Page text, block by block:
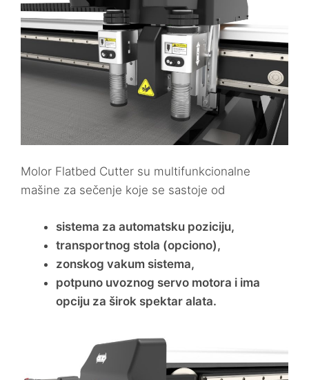
Molor Flatbed Cutter su multifunkcionalne
mašine za sečenje koje se sastoje od
sistema za automatsku poziciju,
transportnog stola (opciono),
zonskog vakum sistema,
potpuno uvoznog servo motora i ima
opciju za širok spektar alata.